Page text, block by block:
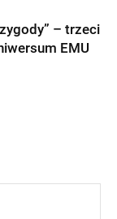
– trzeci
EMU